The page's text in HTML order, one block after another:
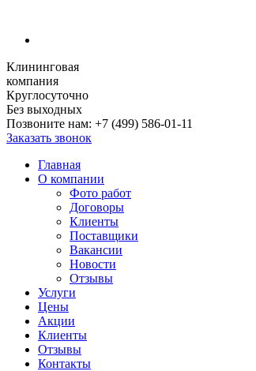
Клининговая
компания
Круглосуточно
Без выходных
Позвоните нам: +7 (499) 586-01-11
Заказать звонок
Главная
О компании
Фото работ
Договоры
Клиенты
Поставщики
Вакансии
Новости
Отзывы
Услуги
Цены
Акции
Клиенты
Отзывы
Контакты